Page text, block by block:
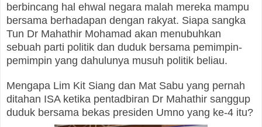
berbincang hal ehwal negara malah mereka mampu
bersama berhadapan dengan rakyat. Siapa sangka
Tun Dr Mahathir Mohamad akan menubuhkan
sebuah parti politik dan duduk bersama pemimpin-
pemimpin yang dahulunya musuh politik beliau.
Mengapa Lim Kit Siang dan Mat Sabu yang pernah
ditahan ISA ketika pentadbiran Dr Mahathir sanggup
duduk bersama bekas presiden Umno yang ke-4 itu?